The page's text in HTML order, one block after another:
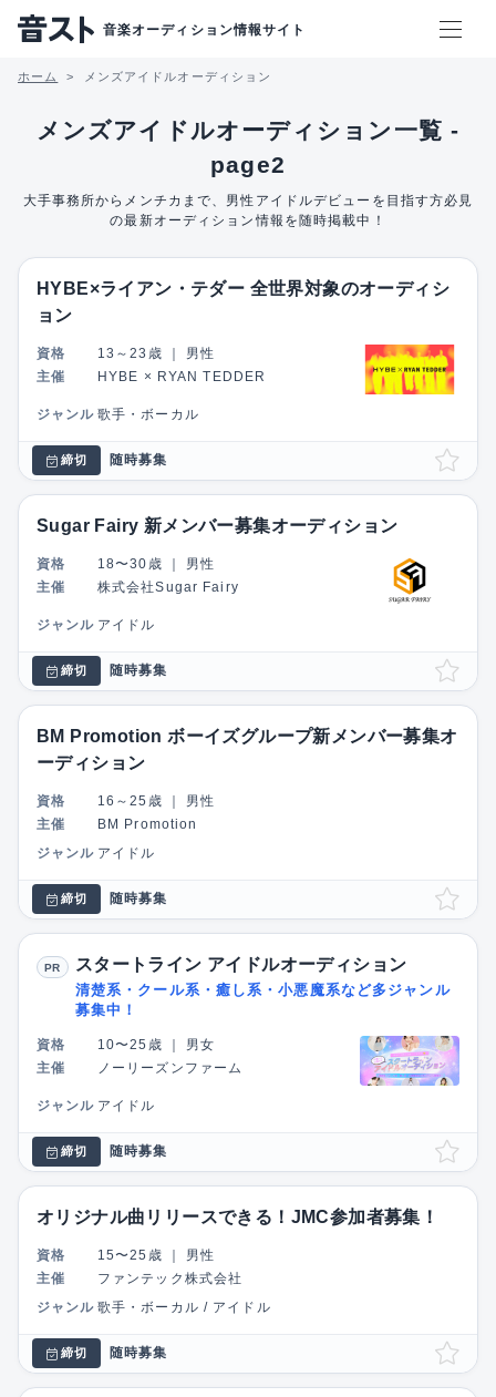
音楽オーディション情報サイト
ホーム メンズアイドルオーディション
メンズアイドルオーディション一覧 -
page2
大手事務所からメンチカまで、男性アイドルデビューを目指す方必見
の最新オーディション情報を随時掲載中！
HYBE×ライアン・テダー 全世界対象のオーディシ
ョン
資格 13～23歳
男性
主催
HYBE × RYAN TEDDER
ジャンル 歌手・ボーカル
締切 随時募集
Sugar Fairy 新メンバー募集オーディション
資格 18〜30歳
男性
主催
株式会社Sugar Fairy
ジャンル アイドル
締切 随時募集
BM Promotion ボーイズグループ新メンバー募集オ
ーディション
資格 16～25歳
男性
主催
BM Promotion
ジャンル アイドル
締切 随時募集
PR スタートライン アイドルオーディション
清楚系・クール系・癒し系・小悪魔系など多ジャンル
募集中！
資格 10〜25歳
男女
主催
ノーリーズンファーム
ジャンル アイドル
締切 随時募集
オリジナル曲リリースできる！JMC参加者募集！
資格 15〜25歳
男性
主催
ファンテック株式会社
ジャンル 歌手・ボーカル / アイドル
締切 随時募集